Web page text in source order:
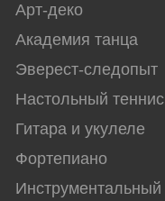
Арт-деко
Академия танцa
Эверест-следопыт
Настольный теннис
Гитара и укулеле
Фортепиано
Инструментальный